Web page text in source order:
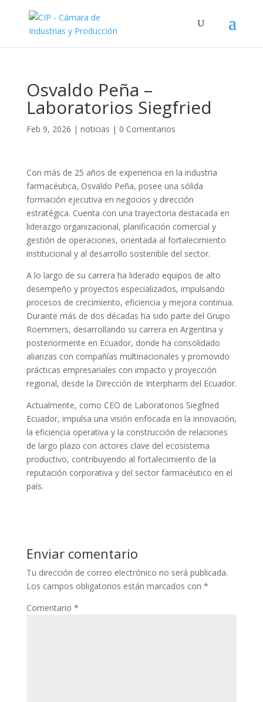
Osvaldo Peña –
Laboratorios Siegfried
Feb 9, 2026 | noticias | 0 Comentarios
Con más de 25 años de experiencia en la industria
farmacéutica, Osvaldo Peña, posee una sólida
formación ejecutiva en negocios y dirección
estratégica. Cuenta con una trayectoria destacada en
liderazgo organizacional, planificación comercial y
gestión de operaciones, orientada al fortalecimiento
institucional y al desarrollo sostenible del sector.
A lo largo de su carrera ha liderado equipos de alto
desempeño y proyectos especializados, impulsando
procesos de crecimiento, eficiencia y mejora continua.
Durante más de dos décadas ha sido parte del Grupo
Roemmers, desarrollando su carrera en Argentina y
posteriormente en Ecuador, donde ha consolidado
alianzas con compañías multinacionales y promovido
prácticas empresariales con impacto y proyección
regional, desde la Dirección de Interpharm del Ecuador.
Actualmente, como CEO de Laboratorios Siegfried
Ecuador, impulsa una visión enfocada en la innovación,
la eficiencia operativa y la construcción de relaciones
de largo plazo con actores clave del ecosistema
productivo, contribuyendo al fortalecimiento de la
reputación corporativa y del sector farmacéutico en el
país.
Enviar comentario
Tu dirección de correo electrónico no será publicada.
Los campos obligatorios están marcados con *
Comentario *